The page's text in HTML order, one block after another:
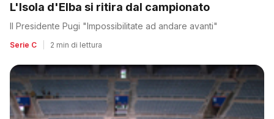
L'Isola d'Elba si ritira dal campionato
Il Presidente Pugi "Impossibilitate ad andare avanti"
Serie C 2 min di lettura